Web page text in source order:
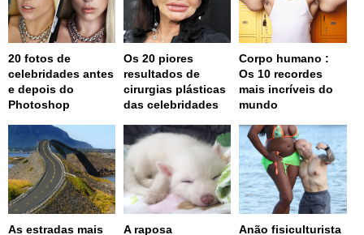
20 fotos de
celebridades antes
e depois do
Photoshop
Os 20 piores
resultados de
cirurgias plásticas
das celebridades
Corpo humano :
Os 10 recordes
mais incríveis do
mundo
As estradas mais
A raposa
Anão fisiculturista